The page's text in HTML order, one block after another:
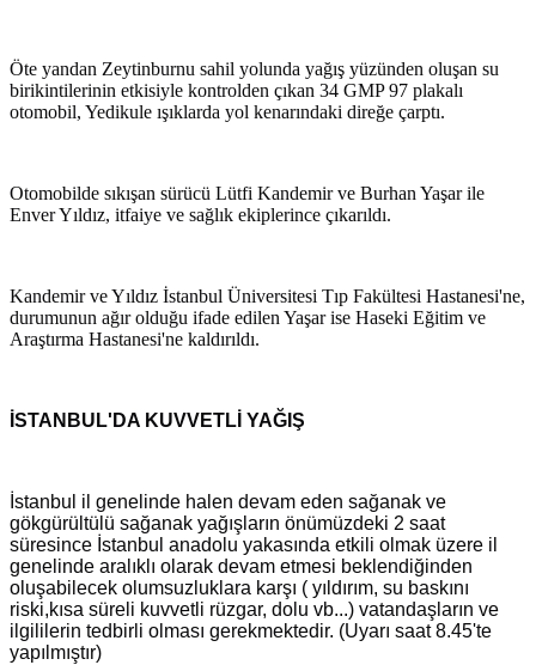
Öte yandan Zeytinburnu sahil yolunda yağış yüzünden oluşan su
birikintilerinin etkisiyle kontrolden çıkan 34 GMP 97 plakalı
otomobil, Yedikule ışıklarda yol kenarındaki direğe çarptı.
Otomobilde sıkışan sürücü Lütfi Kandemir ve Burhan Yaşar ile
Enver Yıldız, itfaiye ve sağlık ekiplerince çıkarıldı.
Kandemir ve Yıldız İstanbul Üniversitesi Tıp Fakültesi Hastanesi'ne,
durumunun ağır olduğu ifade edilen Yaşar ise Haseki Eğitim ve
Araştırma Hastanesi'ne kaldırıldı.
İSTANBUL'DA KUVVETLİ YAĞIŞ
İstanbul il genelinde halen devam eden sağanak ve
gökgürültülü sağanak yağışların önümüzdeki 2 saat
süresince İstanbul anadolu yakasında etkili olmak üzere il
genelinde aralıklı olarak devam etmesi beklendiğinden
oluşabilecek olumsuzluklara karşı ( yıldırım, su baskını
riski,kısa süreli kuvvetli rüzgar, dolu vb...) vatandaşların ve
ilgililerin tedbirli olması gerekmektedir. (Uyarı saat 8.45'te
yapılmıştır)